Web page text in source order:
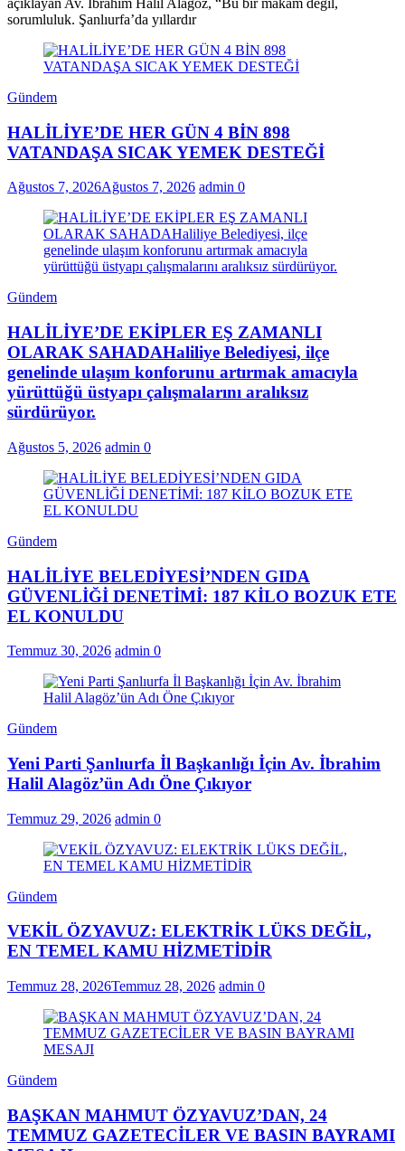
açıklayan Av. İbrahim Halil Alagöz, “Bu bir makam değil,
sorumluluk. Şanlıurfa’da yıllardır
Gündem
HALİLİYE’DE HER GÜN 4 BİN 898
VATANDAŞA SICAK YEMEK DESTEĞİ
Ağustos 7, 2026Ağustos 7, 2026 admin 0
Gündem
HALİLİYE’DE EKİPLER EŞ ZAMANLI
OLARAK SAHADAHaliliye Belediyesi, ilçe
genelinde ulaşım konforunu artırmak amacıyla
yürüttüğü üstyapı çalışmalarını aralıksız
sürdürüyor.
Ağustos 5, 2026 admin 0
Gündem
HALİLİYE BELEDİYESİ’NDEN GIDA
GÜVENLİĞİ DENETİMİ: 187 KİLO BOZUK ETE
EL KONULDU
Temmuz 30, 2026 admin 0
Gündem
Yeni Parti Şanlıurfa İl Başkanlığı İçin Av. İbrahim
Halil Alagöz’ün Adı Öne Çıkıyor
Temmuz 29, 2026 admin 0
Gündem
VEKİL ÖZYAVUZ: ELEKTRİK LÜKS DEĞİL,
EN TEMEL KAMU HİZMETİDİR
Temmuz 28, 2026Temmuz 28, 2026 admin 0
Gündem
BAŞKAN MAHMUT ÖZYAVUZ’DAN, 24
TEMMUZ GAZETECİLER VE BASIN BAYRAMI